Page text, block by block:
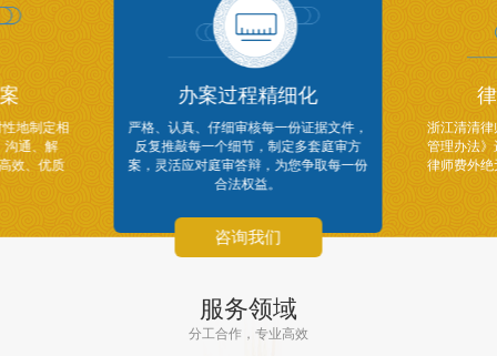
地制定相
沟通、解
效、优质
办案过程精细化
严格、认真、仔细审核每一份证据文件，
反复推敲每一个细节，制定多套庭审方
案，灵活应对庭审答辩，为您争取每一份
合法权益。
咨询我们
浙江清清
管理办法
律师费外
服务领域
分工合作，专业高效